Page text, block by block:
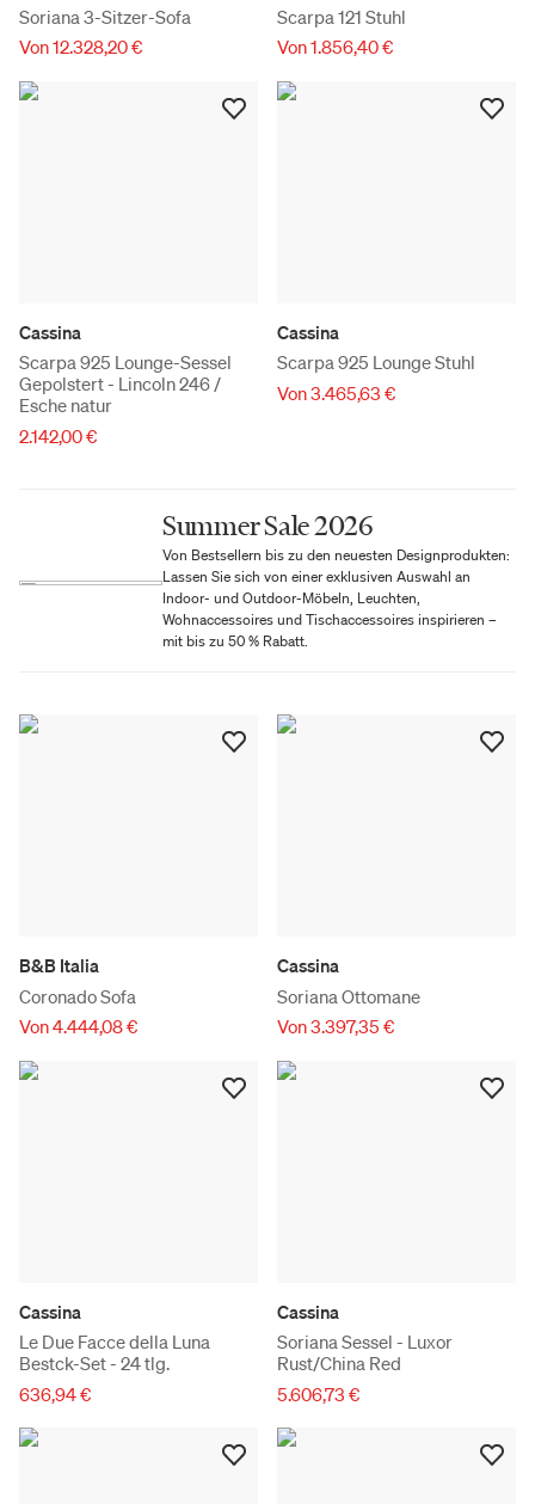
Soriana 3-Sitzer-Sofa
Von 12.328,20 €
Scarpa 121 Stuhl
Von 1.856,40 €
Cassina
Scarpa 925 Lounge-Sessel
Gepolstert - Lincoln 246 /
Esche natur
2.142,00 €
Cassina
Scarpa 925 Lounge Stuhl
Von 3.465,63 €
Summer Sale 2026
Von Bestsellern bis zu den neuesten Designprodukten:
Lassen Sie sich von einer exklusiven Auswahl an
Indoor- und Outdoor-Möbeln, Leuchten,
Wohnaccessoires und Tischaccessoires inspirieren –
mit bis zu 50 % Rabatt.
B&B Italia
Coronado Sofa
Von 4.444,08 €
Cassina
Soriana Ottomane
Von 3.397,35 €
Cassina
Le Due Facce della Luna
Bestck-Set - 24 tlg.
636,94 €
Cassina
Soriana Sessel - Luxor
Rust/China Red
5.606,73 €